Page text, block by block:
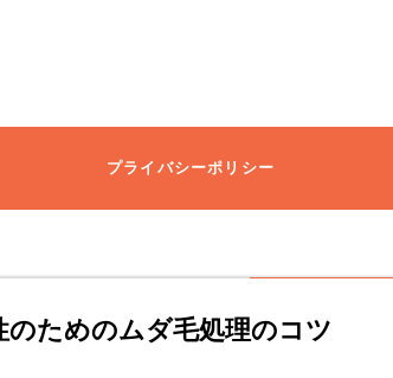
プライバシーポリシー
ためのムダ毛処理のコツ